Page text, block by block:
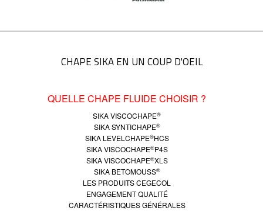
CHAPE SIKA EN UN COUP D'OEIL
QUELLE CHAPE FLUIDE CHOISIR ?
SIKA VISCOCHAPE®
SIKA SYNTICHAPE®
SIKA LEVELCHAPE®HCS
SIKA VISCOCHAPE®P4S
SIKA VISCOCHAPE®XLS
SIKA BETOMOUSS®
LES PRODUITS CEGECOL
ENGAGEMENT QUALITÉ
CARACTÉRISTIQUES GÉNÉRALES